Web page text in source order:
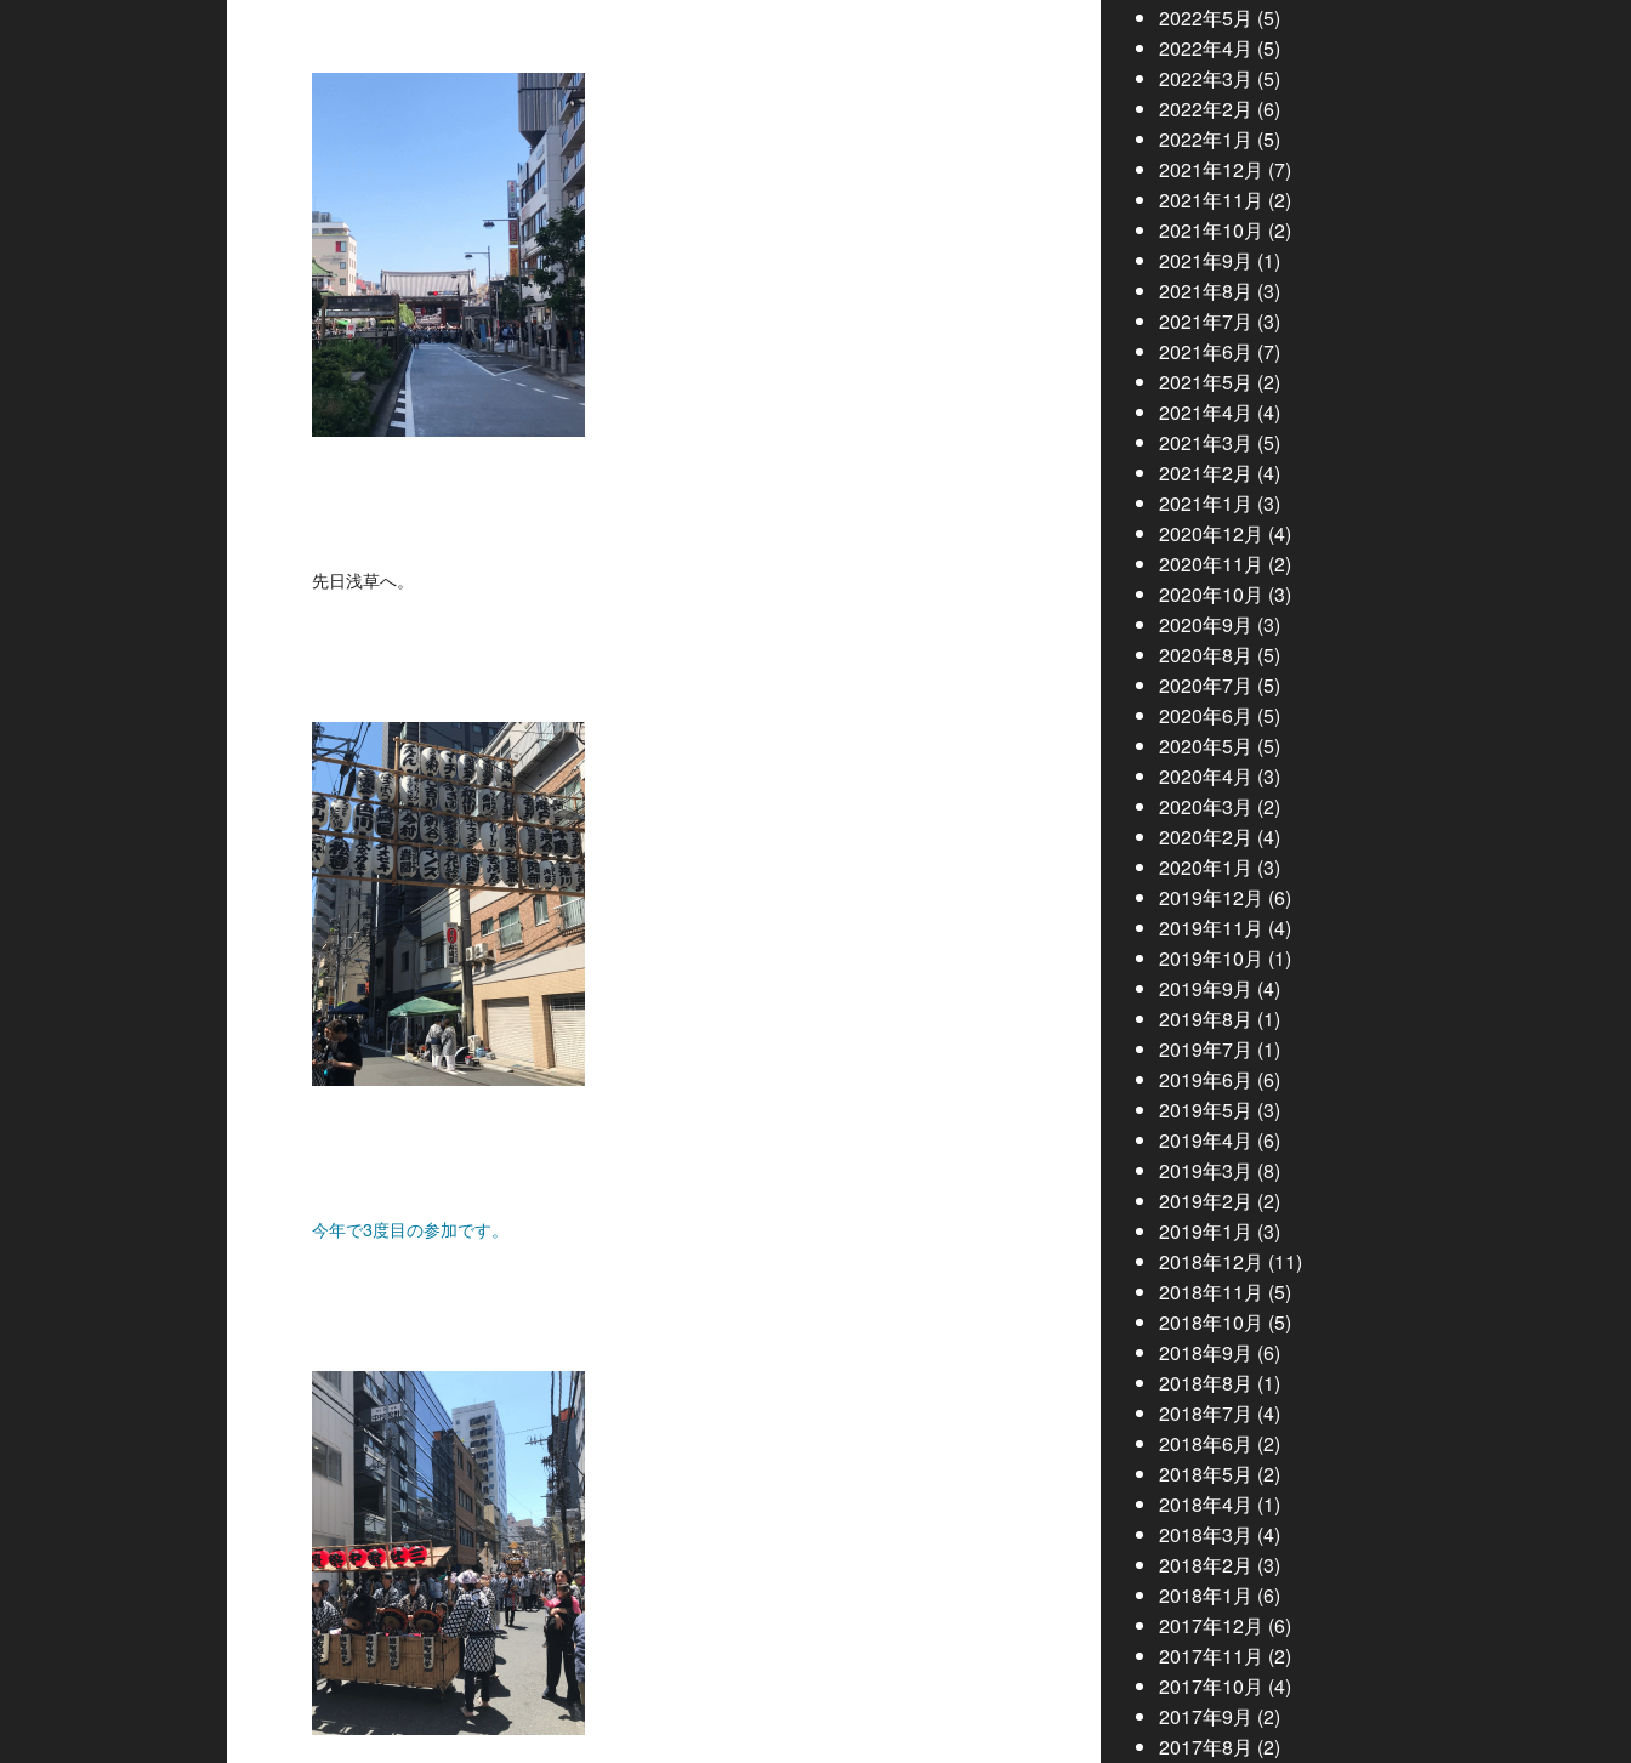
先日浅草へ。
今年で3度目の参加です。
2022年5月 (5)
2022年4月 (5)
2022年3月 (5)
2022年2月 (6)
2022年1月 (5)
2021年12月 (7)
2021年11月 (2)
2021年10月 (2)
2021年9月 (1)
2021年8月 (3)
2021年7月 (3)
2021年6月 (7)
2021年5月 (2)
2021年4月 (4)
2021年3月 (5)
2021年2月 (4)
2021年1月 (3)
2020年12月 (4)
2020年11月 (2)
2020年10月 (3)
2020年9月 (3)
2020年8月 (5)
2020年7月 (5)
2020年6月 (5)
2020年5月 (5)
2020年4月 (3)
2020年3月 (2)
2020年2月 (4)
2020年1月 (3)
2019年12月 (6)
2019年11月 (4)
2019年10月 (1)
2019年9月 (4)
2019年8月 (1)
2019年7月 (1)
2019年6月 (6)
2019年5月 (3)
2019年4月 (6)
2019年3月 (8)
2019年2月 (2)
2019年1月 (3)
2018年12月 (11)
2018年11月 (5)
2018年10月 (5)
2018年9月 (6)
2018年8月 (1)
2018年7月 (4)
2018年6月 (2)
2018年5月 (2)
2018年4月 (1)
2018年3月 (4)
2018年2月 (3)
2018年1月 (6)
2017年12月 (6)
2017年11月 (2)
2017年10月 (4)
2017年9月 (2)
2017年8月 (2)